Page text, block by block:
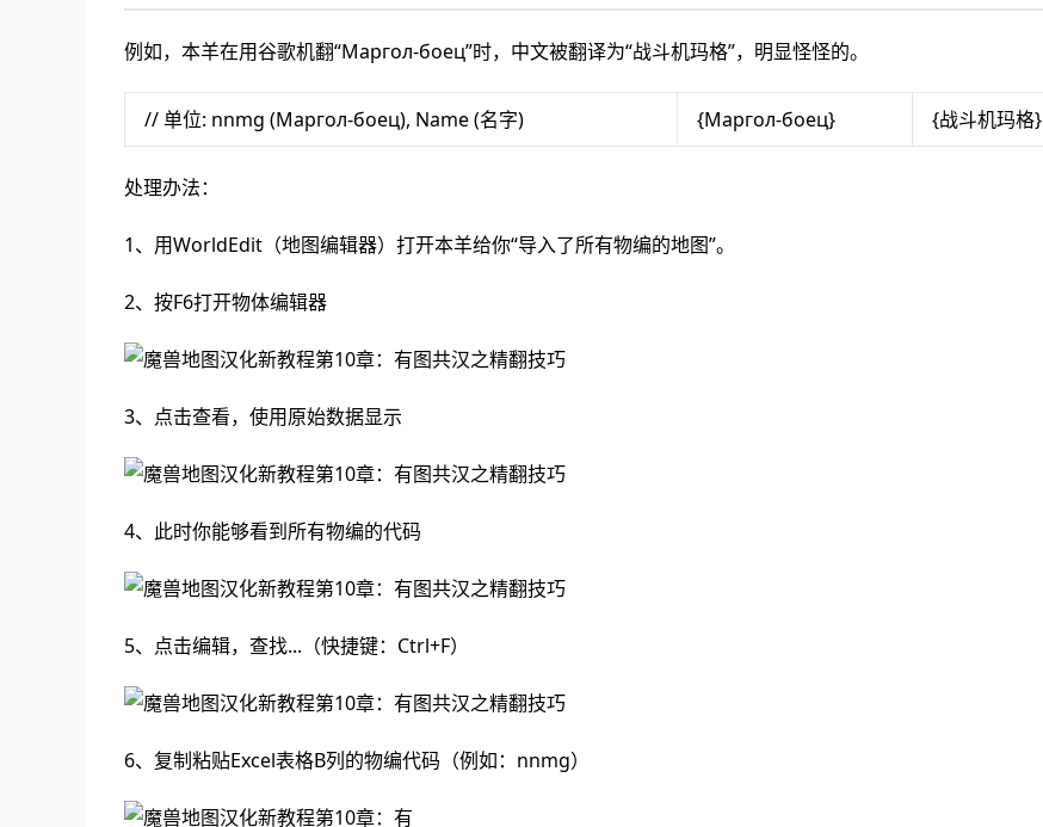
例如，本羊在用谷歌机翻“Маргол-боец”时，中文被翻译为“战斗机玛格”，明显怪怪的。
// 单位: nnmg (Маргол-боец), Name (名字) {Маргол-боец} {战斗机玛格}
处理办法：
1、用WorldEdit（地图编辑器）打开本羊给你“导入了所有物编的地图”。
2、按F6打开物体编辑器
3、点击查看，使用原始数据显示
4、此时你能够看到所有物编的代码
5、点击编辑，查找...（快捷键：Ctrl+F）
6、复制粘贴Excel表格B列的物编代码（例如：nnmg）